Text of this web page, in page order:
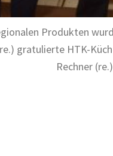
Produkten
gratulierte HTK-
Rechner